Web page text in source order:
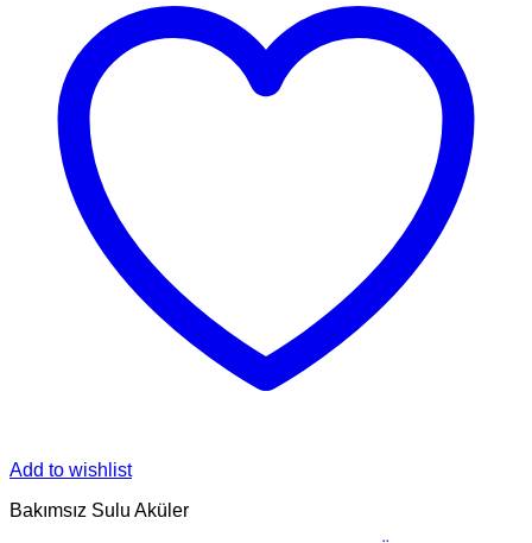
Add to wishlist
Bakımsız Sulu Aküler